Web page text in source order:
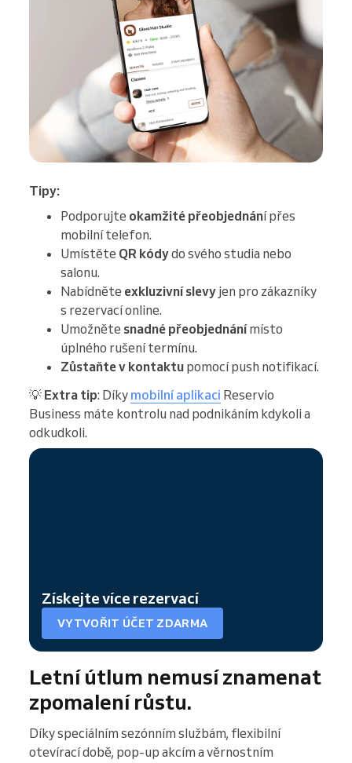
Tipy:
Podporujte okamžité přeobjednání přes
mobilní telefon.
Umístěte QR kódydo svého studia nebo
salonu.
Nabídněte exkluzivní slevy jen pro zákazníky
s rezervací online.
Umožněte snadné přeobjednánímísto
úplného rušení termínu.
Zůstaňte v kontaktu pomocí push notifikací.
💡 Extra tip: Díky mobilní aplikaci Reservio
Business máte kontrolu nad podnikáním kdykoli a
odkudkoli.
Získejte více rezervací
VYTVOŘIT ÚČET ZDARMA
Letní útlum nemusí znamenat
zpomalení růstu.
Díky speciálním sezónním službám, flexibilní
otevírací době, pop-up akcím a věrnostním